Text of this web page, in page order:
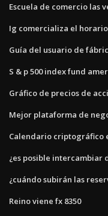
Escuela de comercio las
Ig comercializa el
Guía del usuario de
S & p 500 index fund
Gráfico de precios de
Mejor plataforma de
Calendario criptográfico
¿es posible intercambiar
¿cuándo subirán las
Reino viene fx 8350